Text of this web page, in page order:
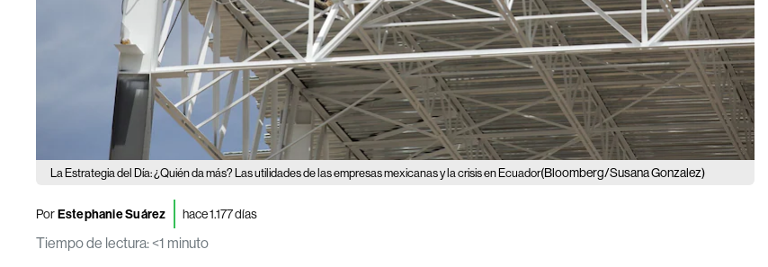
La Estrategia del Día: ¿Quién da más? Las utilidades de las empresas mexicanas y la crisis en Ecuador(Bloomberg/Susana Gonzalez)
PorEstephanie Suárez hace 1.177 días
Tiempo de lectura:<1 minuto